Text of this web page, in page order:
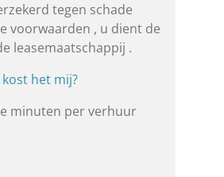
tegen schade
voorwaarden , u dient de
leasemaatschappij .
het mij?
minuten per verhuur